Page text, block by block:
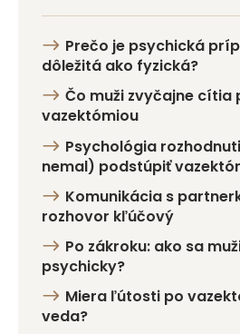
Prečo je psychická
dôležitá ako fyzická?
Čo muži zvyčajne cítia
vazektómiou
Psychológia
nemal) podstúpiť
Komunikácia s
rozhovor kľúčový
Po zákroku: ako sa
psychicky?
Miera ľútosti po
veda?